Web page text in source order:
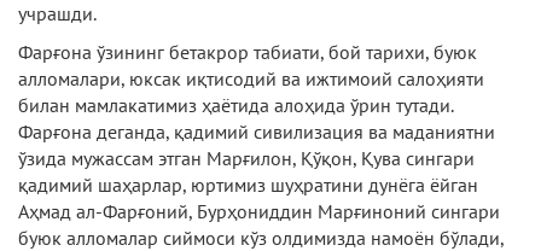
учрашди.
Фарғона ўзининг бетакрор табиати, бой тарихи, буюк
алломалари, юксак иқтисодий ва ижтимоий салоҳияти
билан мамлакатимиз ҳаётида алоҳида ўрин тутади.
Фарғона деганда, қадимий сивилизация ва маданиятни
ўзида мужассам этган Марғилон, Қўқон, Қува сингари
қадимий шаҳарлар, юртимиз шуҳратини дунёга ёйган
Аҳмад ал-Фарғоний, Бурҳониддин Марғиноний сингари
буюк алломалар сиймоси кўз олдимизда намоён бўлади,